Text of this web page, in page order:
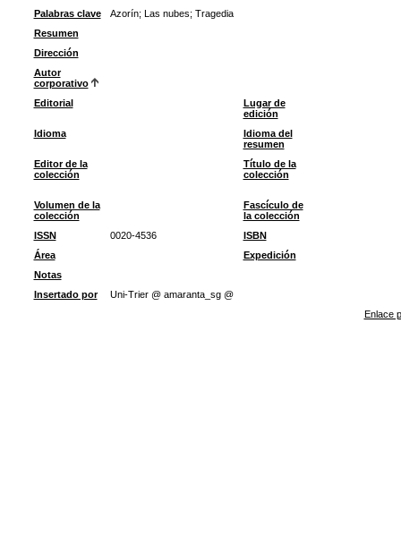
Palabras clave
Azorín; Las nubes; Tragedia
Resumen
Dirección
Autor
corporativo
Editorial
Lugar de
edición
Idioma
Idioma del
resumen
Editor de la
colección
Título de la
colección
Volumen de la
colección
Fascículo de
la colección
ISSN
0020-4536
ISBN
Área
Expedición
Notas
Insertado por
Uni-Trier @ amaranta_sg @
Enlace